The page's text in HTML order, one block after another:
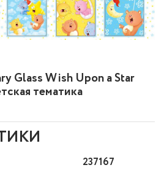
Glass Wish Upon a Star
тематика
237167